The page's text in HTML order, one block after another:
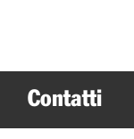
Contatti